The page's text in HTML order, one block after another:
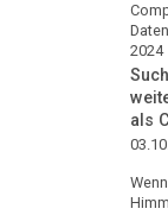
2024
als